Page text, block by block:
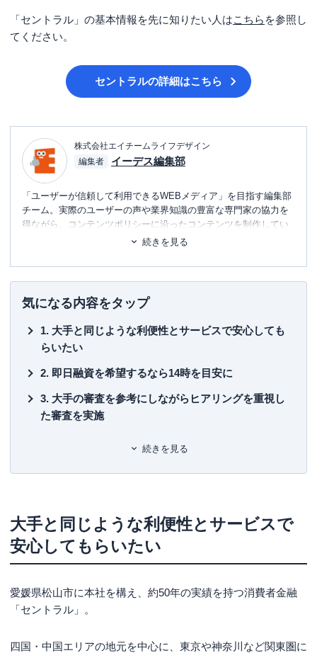
「セントラル」の基本情報を先に知りたい人はこちら を参照し
てください。
セントラルの詳細はこちら
株式会社エイチームライフデザイン
編集者
イーデス編集部
「ユーザーが信頼して利用できるWEBメディア」を目指す編集部
チーム。実際のユーザーの声や業界知識の豊富な専門家の協力を
得ながら、コンテンツポリシーに沿ったコンテンツを制作してい
ます。暮らしに関するトピックを中心に、読者の「まよい」を解
■書籍
初心者でもわかる！お金に関するアレコレの選び方BOOK
■保有資格
KTAA団体シルバー認証マーク（2023.12.20～）
■許認可
有料職業紹介事業 （厚生労働大臣許可・許可番号：23-
ユ-302788）
続きを見る
気になる内容をタップ
大手と同じような利便性とサービスで安心しても
らいたい
即日融資を希望するなら14時を目安に
大手の審査を参考にしながらヒアリングを重視し
た審査を実施
続きを見る
大手と同じような利便性とサービスで
安心してもらいたい
愛媛県松山市に本社を構え、 約50年の実績を持つ消費者金融
「セントラル」
。
四国・中国エリアの地元を中心に、東京や神奈川など関東圏に